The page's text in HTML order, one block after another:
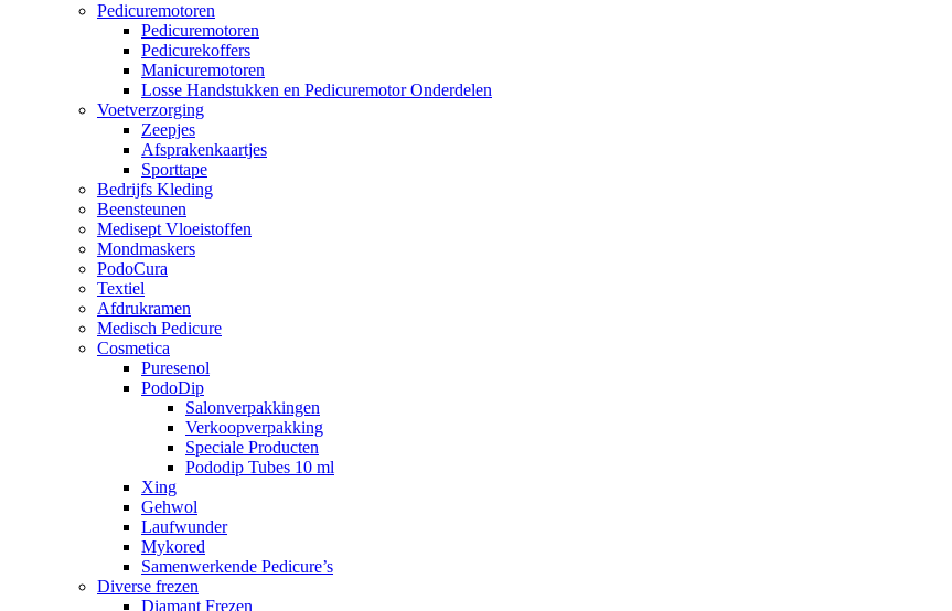
Pedicuremotoren
Pedicuremotoren
Pedicurekoffers
Manicuremotoren
Losse Handstukken en Pedicuremotor Onderdelen
Voetverzorging
Zeepjes
Afsprakenkaartjes
Sporttape
Bedrijfs Kleding
Beensteunen
Medisept Vloeistoffen
Mondmaskers
PodoCura
Textiel
Afdrukramen
Medisch Pedicure
Cosmetica
Puresenol
PodoDip
Salonverpakkingen
Verkoopverpakking
Speciale Producten
Pododip Tubes 10 ml
Xing
Gehwol
Laufwunder
Mykored
Samenwerkende Pedicure’s
Diverse frezen
Diamant Frezen